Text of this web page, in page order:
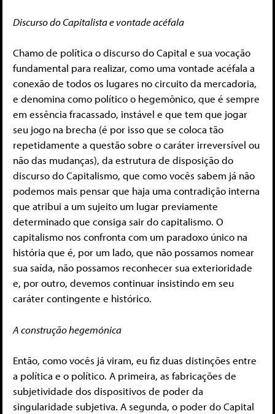
Discurso do Capitalista e vontade acéfala
Chamo de política o discurso do Capital e sua vocação
fundamental para realizar, como uma vontade acéfala a
conexão de todos os lugares no circuito da mercadoria,
e denomina como político o hegemônico, que é sempre
em essência fracassado, instável e que tem que jogar
seu jogo na brecha (é por isso que se coloca tão
repetidamente a questão sobre o caráter irreversível ou
não das mudanças), da estrutura de disposição do
discurso do Capitalismo, que como vocês sabem já não
podemos mais pensar que haja uma contradição interna
que atribui a um sujeito um lugar previamente
determinado que consiga sair do capitalismo. O
capitalismo nos confronta com um paradoxo único na
história que é, por um lado, que não possamos nomear
sua saída, não possamos reconhecer sua exterioridade
e, por outro, devemos continuar insistindo em seu
caráter contingente e histórico.
A construção hegemónica
Então, como vocês já viram, eu fiz duas distinções entre
a política e o político. A primeira, as fabricações de
subjetividade dos dispositivos de poder da
singularidade subjetiva. A segunda, o poder do Capital